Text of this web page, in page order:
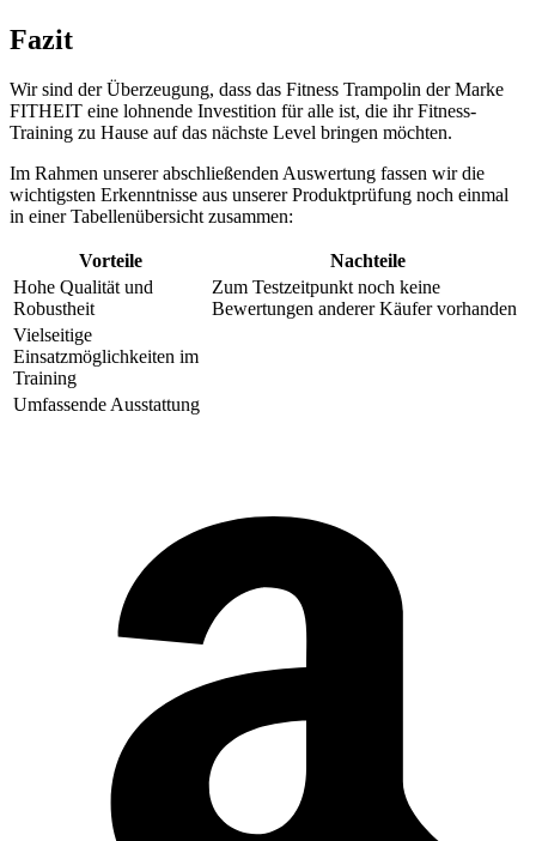
Fazit
Wir sind der Überzeugung, dass das Fitness Trampolin der Marke
FITHEIT eine lohnende Investition für alle ist, die ihr Fitness-
Training zu Hause auf das nächste Level bringen möchten.
Im Rahmen unserer abschließenden Auswertung fassen wir die
wichtigsten Erkenntnisse aus unserer Produktprüfung noch einmal
in einer Tabellenübersicht zusammen:
Vorteile
Nachteile
Hohe Qualität und
Robustheit
Zum Testzeitpunkt noch keine
Bewertungen anderer Käufer vorhanden
Vielseitige
Einsatzmöglichkeiten im
Training
Umfassende Ausstattung